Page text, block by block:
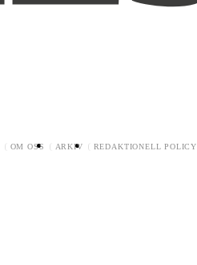
OM OSS ARKIV REDAKTIONELL POLICY